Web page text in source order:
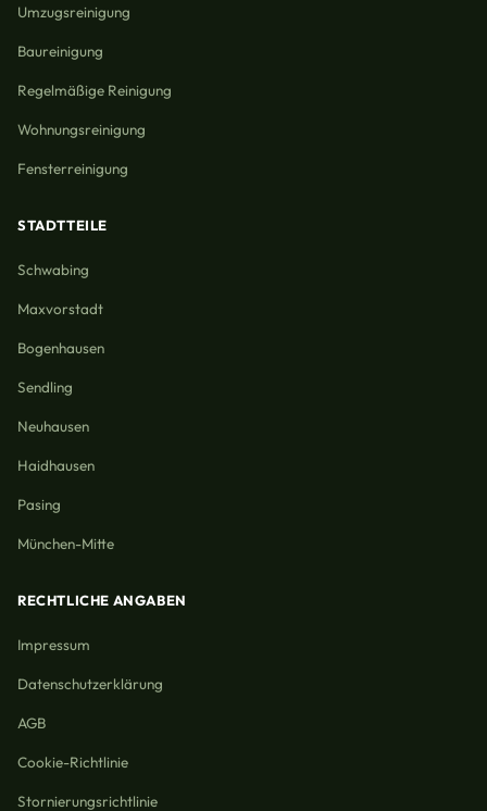
Umzugsreinigung
Baureinigung
Regelmäßige Reinigung
Wohnungsreinigung
Fensterreinigung
STADTTEILE
Schwabing
Maxvorstadt
Bogenhausen
Sendling
Neuhausen
Haidhausen
Pasing
München-Mitte
RECHTLICHE ANGABEN
Impressum
Datenschutzerklärung
AGB
Cookie-Richtlinie
Stornierungsrichtlinie